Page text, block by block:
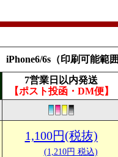
iPhone6/6s（印刷可能範囲
7営業日以内発送
【ポスト投函・DM便】
1,100円(税抜)
(1,210円 税込)